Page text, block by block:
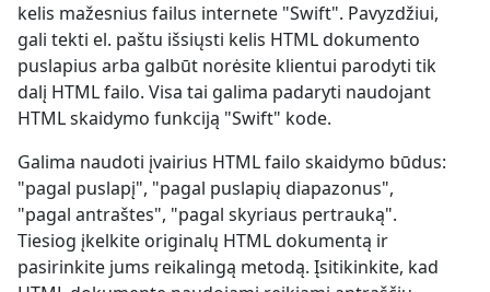
kelis mažesnius failus internete "Swift". Pavyzdžiui,
gali tekti el. paštu išsiųsti kelis HTML dokumento
puslapius arba galbūt norėsite klientui parodyti tik
dalį HTML failo. Visa tai galima padaryti naudojant
HTML skaidymo funkciją "Swift" kode.
Galima naudoti įvairius HTML failo skaidymo būdus:
"pagal puslapį", "pagal puslapių diapazonus",
"pagal antraštes", "pagal skyriaus pertrauką".
Tiesiog įkelkite originalų HTML dokumentą ir
pasirinkite jums reikalingą metodą. Įsitikinkite, kad